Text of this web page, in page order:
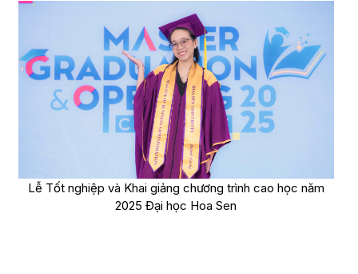
Lễ Tốt nghiệp và Khai giảng chương trình cao học năm
2025 Đại học Hoa Sen